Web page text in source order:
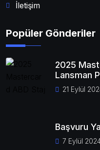
İletişim
Popüler Gönderiler
2025
Lansman
21 Eylül
Başvuru
7 Eylül